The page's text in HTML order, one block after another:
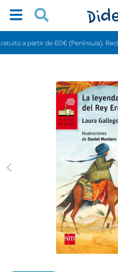
a partir de 60€ (Península).